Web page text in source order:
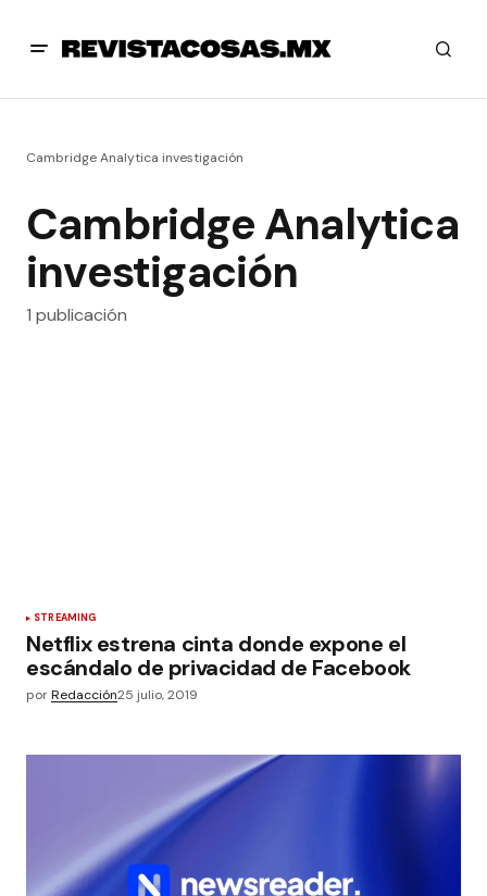
Cambridge Analytica investigación
Cambridge Analytica
investigación
1 publicación
STREAMING
Netflix estrena cinta donde expone el
escándalo de privacidad de Facebook
porRedacción25 julio, 2019